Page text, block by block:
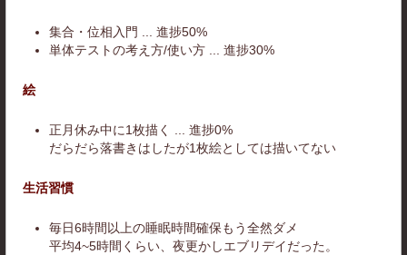
集合・位相入門 ... 進捗50%
単体テストの考え方/使い方 ... 進捗30%
絵
正月休み中に1枚描く ... 進捗0%
だらだら落書きはしたが1枚絵としては描いてない
生活習慣
毎日6時間以上の睡眠時間確保もう全然ダメ
平均4~5時間くらい、夜更かしエブリデイだった。